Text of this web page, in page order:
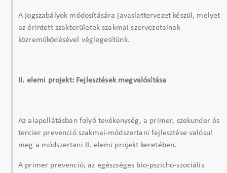
A jogszabályok módosítására javaslattervezet készül, melyet
az érintett szakterületek szakmai szervezeteinek
közreműködésével véglegesítünk.
II. elemi projekt: Fejlesztések megvalósítása
Az alapellátásban folyó tevékenység, a primer, szekunder és
tercier prevenció szakmai-módszertani fejlesztése valósul
meg a módszertani II. elemi projekt keretében.
A primer prevenció, az egészséges bio-pszicho-szociális